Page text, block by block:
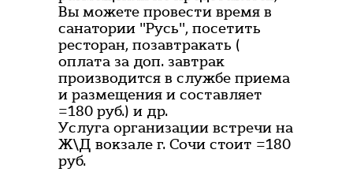
Вы можете провести время в
санатории "Русь", посетить
ресторан, позавтракать (
оплата за доп. завтрак
производится в службе приема
и размещения и составляет
=180 руб.) и др.
Услуга организации встречи на
Ж\Д вокзале г. Сочи стоит =180
руб.